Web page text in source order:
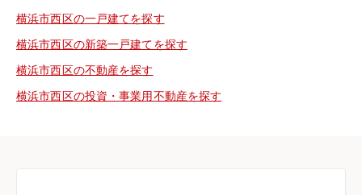
横浜市西区の一戸建てを探す
横浜市西区の新築一戸建てを探す
横浜市西区の不動産を探す
横浜市西区の投資・事業用不動産を探す